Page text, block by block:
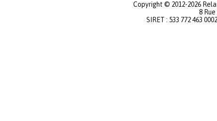
Copyright © 2012-2026
8
SIRET : 533 772 463